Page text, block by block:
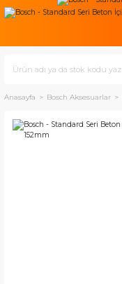
Anasayfa Bosch Aksesuarlar